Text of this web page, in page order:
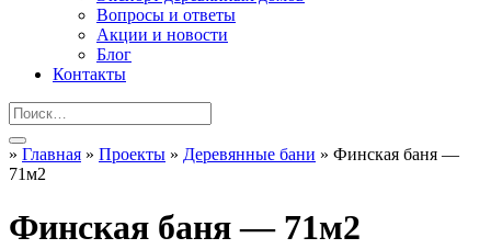
Вопросы и ответы
Акции и новости
Блог
Контакты
» Главная » Проекты » Деревянные бани » Финская баня —
71м2
Финская баня — 71м2